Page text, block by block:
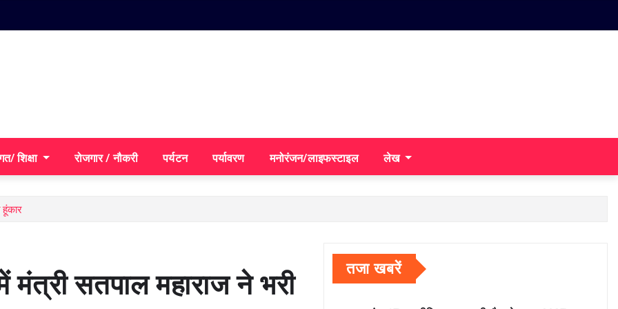
शिक्षा रोजगार / नौकरी पर्यटन पर्यावरण मनोरंजन/लाइफस्टाइल लेख
सतपाल महाराज ने भरी तजा खबरें